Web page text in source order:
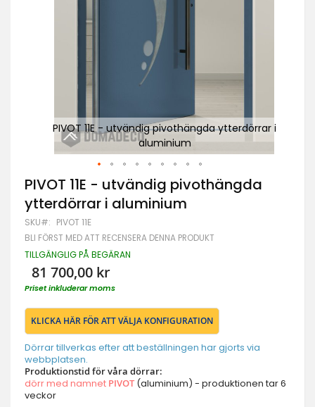
PIVOT 11E - utvändig pivothängda ytterdörrar i
aluminium
Hoppa
till
början
av
bildgalleriet
PIVOT 11E - utvändig pivothängda
ytterdörrar i aluminium
SKU PIVOT 11E
BLI FÖRST MED ATT RECENSERA DENNA PRODUKT
TILLGÄNGLIG PÅ BEGÄRAN
81 700,00 kr
Priset inkluderar moms
KLICKA HÄR FÖR ATT VÄLJA KONFIGURATION
Dörrar tillverkas efter att beställningen har gjorts via
webbplatsen.
Produktionstid för våra dörrar:
dörr med namnet PIVOT (aluminium) - produktionen tar 6
veckor